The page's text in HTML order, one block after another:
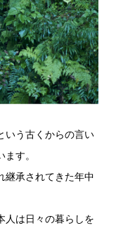
いう古くからの言い
す。
継承されてきた年中
人は日々の暮らしを